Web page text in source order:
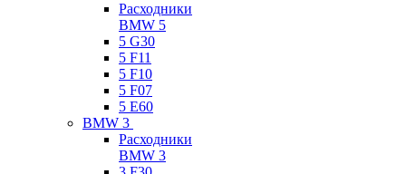
Расходники
BMW 5
5 G30
5 F11
5 F10
5 F07
5 E60
BMW 3
Расходники
BMW 3